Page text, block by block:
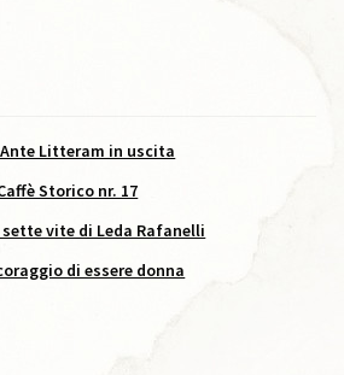
Ante Litteram in uscita
Storico nr. 17
vite di Leda Rafanelli
di essere donna